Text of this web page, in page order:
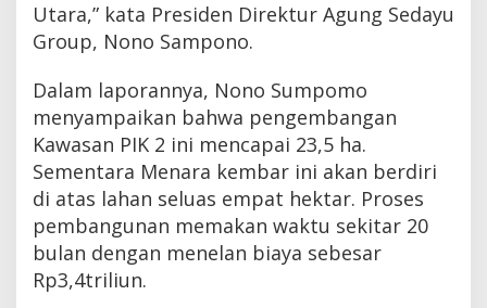
Utara,” kata Presiden Direktur Agung Sedayu
Group, Nono Sampono.
Dalam laporannya, Nono Sumpomo
menyampaikan bahwa pengembangan
Kawasan PIK 2 ini mencapai 23,5 ha.
Sementara Menara kembar ini akan berdiri
di atas lahan seluas empat hektar. Proses
pembangunan memakan waktu sekitar 20
bulan dengan menelan biaya sebesar
Rp3,4triliun.